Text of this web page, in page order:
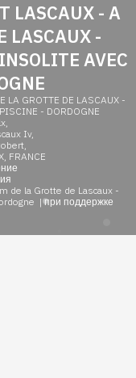
LASCAUX - A
LASCAUX -
AVEC
LA GROTTE DE LASCAUX -
- DORDOGNE
Iv,
FRANCE
de la Grotte de Lascaux -
|при поддержке